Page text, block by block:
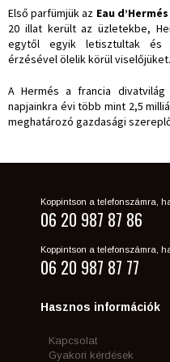
Első parfümjük az Eau d’Hermés
20 illat került az üzletekbe,
egytől egyik letisztultak és
érzésével ölelik körül viselőjüket.
A Hermés a francia
napjainkra évi több mint 2,5
meghatározó gazdasági
Koppintson a telefonszámra,
06 20 987 87 86
Koppintson a telefonszámra,
06 20 987 87 77
Hasznos információk
Kapcsolat
Gyakori kérdések